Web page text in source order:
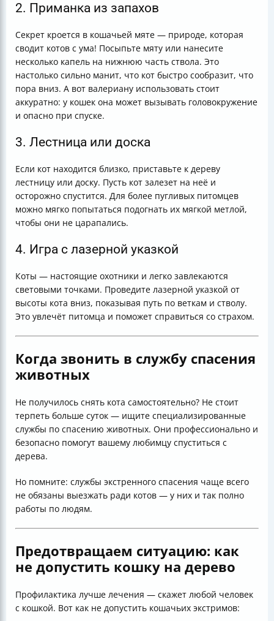
2. Приманка из запахов
Секрет кроется в кошачьей мяте — природе, которая
сводит котов с ума! Посыпьте мяту или нанесите
несколько капель на нижнюю часть ствола. Это
настолько сильно манит, что кот быстро сообразит, что
пора вниз. А вот валериану использовать стоит
аккуратно: у кошек она может вызывать головокружение
и опасно при спуске.
3. Лестница или доска
Если кот находится близко, приставьте к дереву
лестницу или доску. Пусть кот залезет на неё и
осторожно спустится. Для более пугливых питомцев
можно мягко попытаться подогнать их мягкой метлой,
чтобы они не царапались.
4. Игра с лазерной указкой
Коты — настоящие охотники и легко завлекаются
световыми точками. Проведите лазерной указкой от
высоты кота вниз, показывая путь по веткам и стволу.
Это увлечёт питомца и поможет справиться со страхом.
Когда звонить в службу спасения
животных
Не получилось снять кота самостоятельно? Не стоит
терпеть больше суток — ищите специализированные
службы по спасению животных. Они профессионально и
безопасно помогут вашему любимцу спуститься с
дерева.
Но помните: службы экстренного спасения чаще всего
не обязаны выезжать ради котов — у них и так полно
работы по людям.
Предотвращаем ситуацию: как
не допустить кошку на дерево
Профилактика лучше лечения — скажет любой человек
с кошкой. Вот как не допустить кошачьих экстримов: